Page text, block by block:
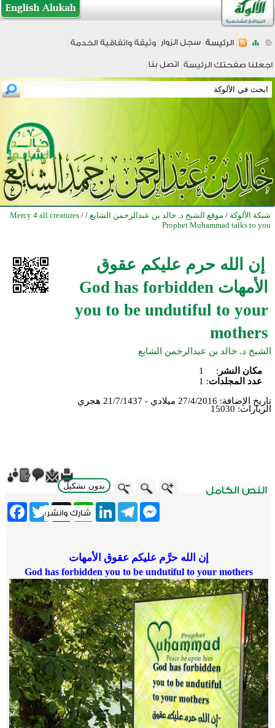
شبكة الألوكة / موقع الشيخ د. خالد بن عبدالرحمن الشايع /
Mercy 4 all creatures /
Prophet Muhammad talks to you
إن الله حرم عليكم عقوق
الأمهات God has forbidden
you to be undutiful to your
mothers
الشيخ د. خالد بن عبدالرحمن الشايع
مكان النشر :
1
عدد المجلدات:
1
تاريخ الإضافة: 27/4/2016 ميلادي - 21/7/1437 هجري
الزيارات: 15030
بدون تشكيل
Twitter X
WhatsApp
LinkedInTelegram
Messenger
إن الله حرَّم عليكم عقوق الأمهات
God has forbidden you to be undutiful to your mothers